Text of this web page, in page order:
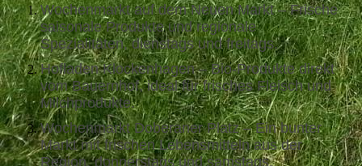
Wochenmarkt auf dem Neuen Markt – Frische
saisonale Produkte und regionale
Spezialitäten, dienstags und freitags.
Hofladen Klockenhagen – Bio-Produkte direkt
vom Bauernhof, ideal für frisches Fleisch und
Milchprodukte.
Wochenmarkt Doberaner Platz – Ein bunter
Markt mit frischen Lebensmitteln aus der
Region, donnerstags und samstags.